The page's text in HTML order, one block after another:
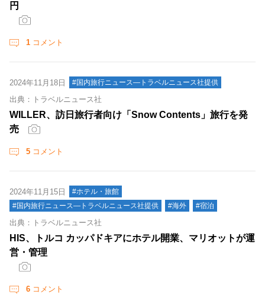
円
1 コメント
2024年11月18日 #国内旅行ニュース―トラベルニュース社提供
出典：トラベルニュース社
WILLER、訪日旅行者向け「Snow Contents」旅行を発
売
5 コメント
2024年11月15日
#ホテル・旅館
#国内旅行ニュース―トラベルニュース社提供
#海外 #宿泊
出典：トラベルニュース社
HIS、トルコ カッパドキアにホテル開業、マリオットが運
営・管理
6 コメント